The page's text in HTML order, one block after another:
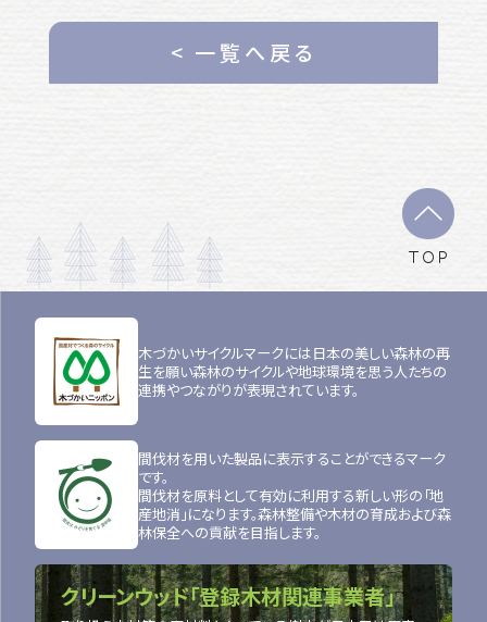
< 一覧へ戻る
TOP
木づかいサイクルマークには日本の美しい森林の再
生を願い森林のサイクルや地球環境を思う人たちの
連携やつながりが表現されています。
間伐材を用いた製品に表示することができるマーク
です。
間伐材を原料として有効に利用する新しい形の「地
産地消」になります。森林整備や木材の育成および森
林保全への貢献を目指します。
クリーンウッド「登録木材関連事業者」